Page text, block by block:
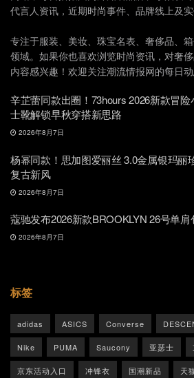
代言人资讯，近期时尚事件、品牌线上及实
专注于服装、美妆、珠宝名表、奢侈品、
领域。如果你也喜欢浏览时尚资讯，对奢
内容感兴趣！欢迎关注潮流情报网的每日动
辛芷蕾同款出圈！73hours 2026新款冒险
士靴解锁早秋穿搭新思路
2026年8月7日
杨幂同款！思加图爱丽丝 3.0金属银玛丽
复古新风
2026年8月7日
蔻驰发布2026新款BROOKLYN 26号单肩
2026年8月7日
标签
adidas ASICS Converse
Nike PUMA Saucony 亚瑟士
京东活动入口 冲锋衣 国潮新品 天